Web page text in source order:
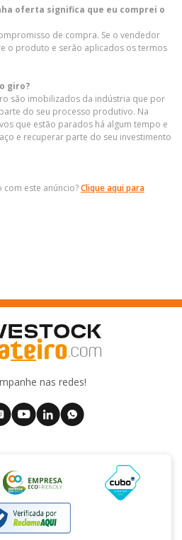
oferta significa que eu comprei o
de compra. Se o vendedor
o produto e serão aplicados os termos
giro?
são imobilizados da indústria que por
do seu processo produtivo. Na
que estão parados há algum tempo e
e recuperar parte do seu investimento
este anúncio?Clique aqui para
nas redes!